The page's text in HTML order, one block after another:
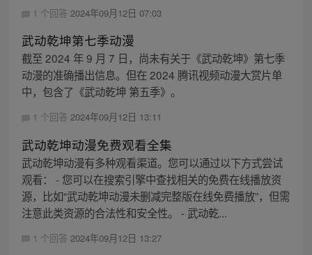
1 个回答 2024年09月12日 07:03
武动乾坤第七季动漫
截至 2024 年 9 月 7 日，尚未有关于《武动乾坤》第七季
动漫的准确播出信息。但在 2024 腾讯视频动漫大赏片单
中，包含了《武动乾坤 第五季》。
1 个回答 2024年09月12日 13:11
武动乾坤动漫免费观看全集
武动乾坤动漫有多种观看渠道。您可以通过以下方式尝试
观看： - 您可以在搜索引擎中查找相关的免费在线播放资
源，比如“武动乾坤动漫未删减完整版在线免费播放”，但需
注意此类资源的合法性和安全性。 - 武动乾...
1 个回答 2024年09月12日 13:27